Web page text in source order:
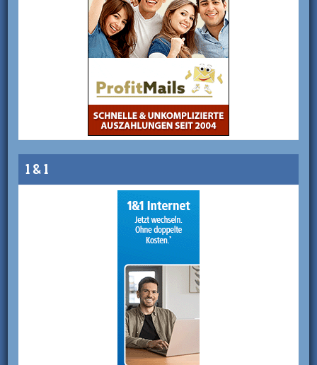
1 & 1